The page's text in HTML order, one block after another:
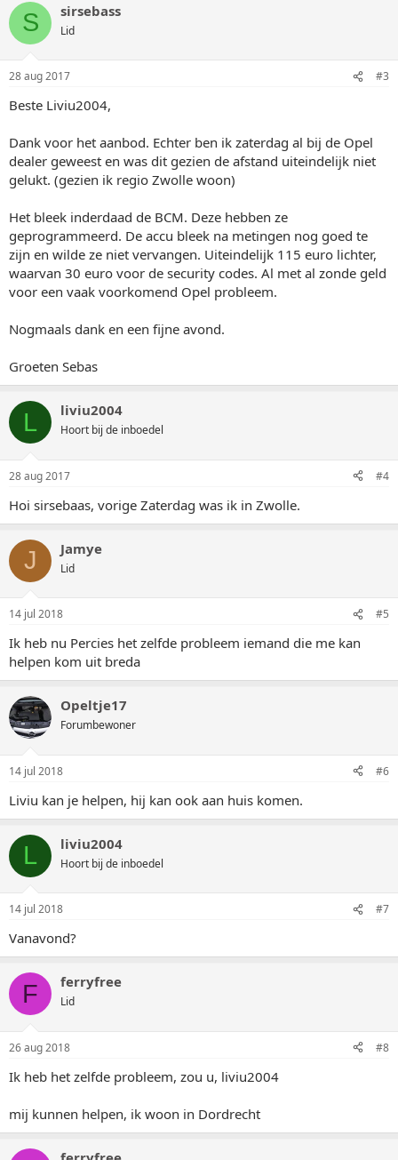
S sirsebass
Lid
28 aug 2017 #3
Beste Liviu2004,
Dank voor het aanbod. Echter ben ik zaterdag al bij de Opel
dealer geweest en was dit gezien de afstand uiteindelijk niet
gelukt. (gezien ik regio Zwolle woon)
Het bleek inderdaad de BCM. Deze hebben ze
geprogrammeerd. De accu bleek na metingen nog goed te
zijn en wilde ze niet vervangen. Uiteindelijk 115 euro lichter,
waarvan 30 euro voor de security codes. Al met al zonde geld
voor een vaak voorkomend Opel probleem.
Nogmaals dank en een fijne avond.
Groeten Sebas
L liviu2004
Hoort bij de inboedel
28 aug 2017 #4
Hoi sirsebaas, vorige Zaterdag was ik in Zwolle.
J Jamye
Lid
14 jul 2018 #5
Ik heb nu Percies het zelfde probleem iemand die me kan
helpen kom uit breda
Opeltje17
Forumbewoner
14 jul 2018 #6
Liviu kan je helpen, hij kan ook aan huis komen.
L liviu2004
Hoort bij de inboedel
14 jul 2018 #7
Vanavond?
F ferryfree
Lid
26 aug 2018 #8
Ik heb het zelfde probleem, zou u, liviu2004
mij kunnen helpen, ik woon in Dordrecht